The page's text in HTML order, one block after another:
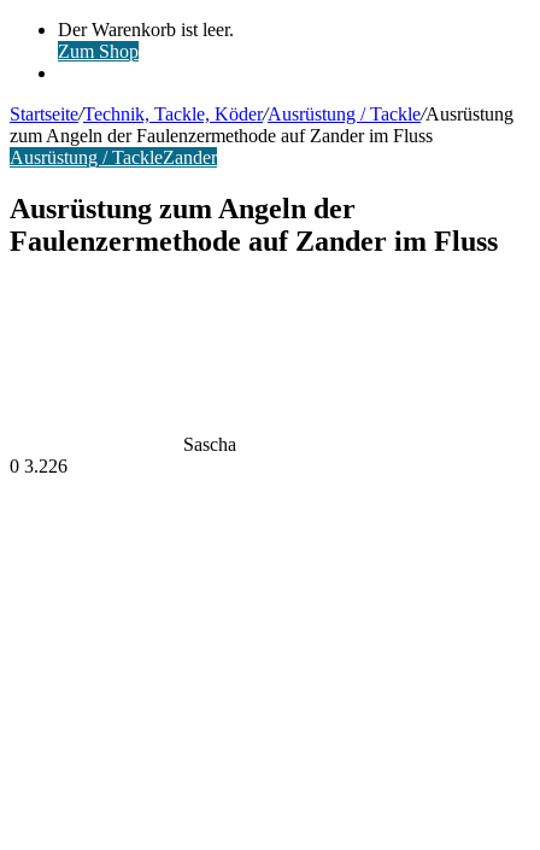
Warenkorb
ansehen
Der Warenkorb ist leer.
Zum Shop
Startseite/Technik, Tackle, Köder/Ausrüstung / Tackle/Ausrüstung
zum Angeln der Faulenzermethode auf Zander im Fluss
Ausrüstung / TackleZander
Ausrüstung zum Angeln der
Faulenzermethode auf Zander im Fluss
Sascha
0 3.226